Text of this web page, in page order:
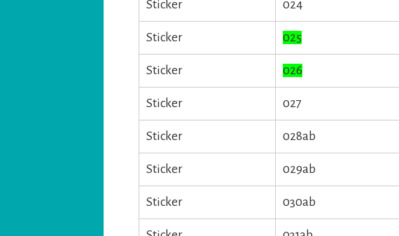
Sticker 024
Sticker 025
Sticker 026
Sticker 027
Sticker 028ab
Sticker 029ab
Sticker 030ab